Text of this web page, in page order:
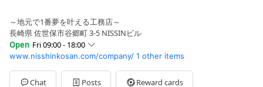
～地元で1番夢を叶える工務店～
長崎県 佐世保市谷郷町 3-5 NISSINビル
Open Fri 09:00 - 18:00
Sun09:00 - 18:00
Mon09:00 - 18:00
Tue09:00 - 18:00
www.nisshinkosan.com/company/ 1 other items
Chat Posts Reward cards